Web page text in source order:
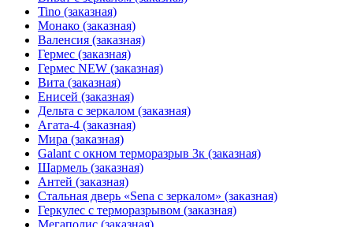
Tino (заказная)
Монако (заказная)
Валенсия (заказная)
Гермес (заказная)
Гермес NEW (заказная)
Вита (заказная)
Енисей (заказная)
Дельта с зеркалом (заказная)
Агата-4 (заказная)
Мира (заказная)
Galant с окном терморазрыв 3к (заказная)
Шармель (заказная)
Антей (заказная)
Стальная дверь «Sena с зеркалом» (заказная)
Геркулес с терморазрывом (заказная)
Мегаполис (заказная)